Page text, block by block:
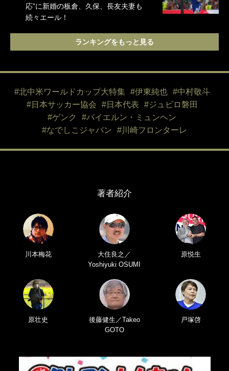
応”に新婚の板倉、久保、長友夫妻も
続々エール！
ランキングをもっと見る
#北中米ワールドカップ大特集 #伊東純也
#中村敬斗
#日本サッカー協会
#日本代表
#ジュビロ磐田
#ゲンク
#バイエルン・ミュンヘン
#なでしこジャパン
#川崎フロンターレ
著者紹介
川本梅花
大住良之／
Yoshiyuki OSUMI
原悦生
原壮史
後藤健生／Takeo
GOTO
戸塚啓